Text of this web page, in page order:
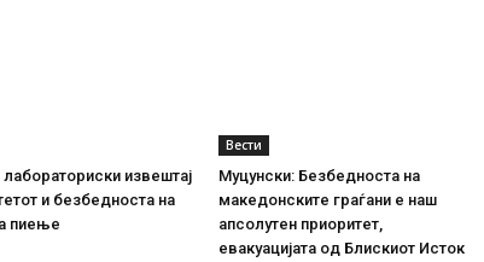
извештај
и безбедноста на
пиење
Вести
Муцунски: Безбедноста на
македонските граѓани е наш
апсолутен приоритет,
евакуацијата од Блискиот Исток